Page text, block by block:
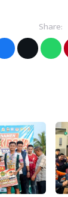
Share: